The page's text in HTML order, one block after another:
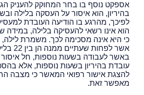
אספקט נוסף בו בחר המחוקק להעניק
בהיריון, הוא איסור על העסקה בלילה
לפיכך, מהרגע בו הודיעה העובדת למעסיק
הוא אינו רשאי להעסיקה בלילה, במידה
כי היא אינה מסכימה לכך. משמרת
באשר לעבודה בשעות נוספות, חל
עובדת בהיריון בשעות נוספות, אלא
להצגת אישור רפואי המאשר כי מצבה
מאפשר זאת.